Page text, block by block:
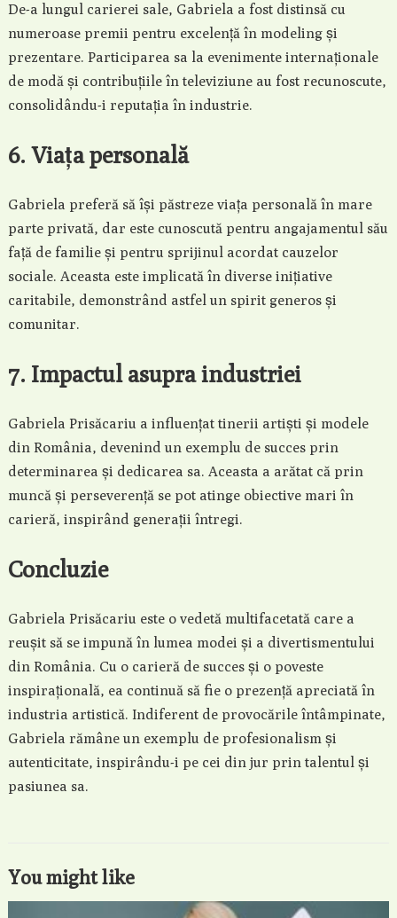
De-a lungul carierei sale, Gabriela a fost distinsă cu
numeroase premii pentru excelență în modeling și
prezentare. Participarea sa la evenimente internaționale
de modă și contribuțiile în televiziune au fost recunoscute,
consolidându-i reputația în industrie.
6. Viața personală
Gabriela preferă să își păstreze viața personală în mare
parte privată, dar este cunoscută pentru angajamentul său
față de familie și pentru sprijinul acordat cauzelor
sociale. Aceasta este implicată în diverse inițiative
caritabile, demonstrând astfel un spirit generos și
comunitar.
7. Impactul asupra industriei
Gabriela Prisăcariu a influențat tinerii artiști și modele
din România, devenind un exemplu de succes prin
determinarea și dedicarea sa. Aceasta a arătat că prin
muncă și perseverență se pot atinge obiective mari în
carieră, inspirând generații întregi.
Concluzie
Gabriela Prisăcariu este o vedetă multifacetată care a
reușit să se impună în lumea modei și a divertismentului
din România. Cu o carieră de succes și o poveste
inspirațională, ea continuă să fie o prezență apreciată în
industria artistică. Indiferent de provocările întâmpinate,
Gabriela rămâne un exemplu de profesionalism și
autenticitate, inspirându-i pe cei din jur prin talentul și
pasiunea sa.
You might like